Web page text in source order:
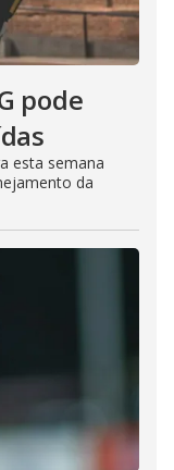
pode
esta semana
da